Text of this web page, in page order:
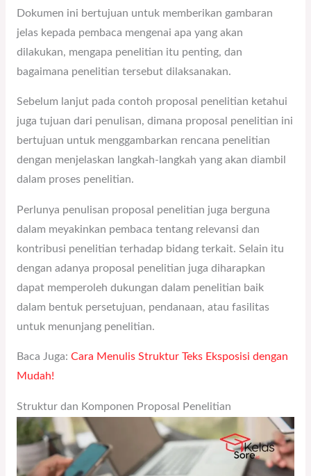
Dokumen ini bertujuan untuk memberikan gambaran
jelas kepada pembaca mengenai apa yang akan
dilakukan, mengapa penelitian itu penting, dan
bagaimana penelitian tersebut dilaksanakan.
Sebelum lanjut pada contoh proposal penelitian ketahui
juga tujuan dari penulisan, dimana proposal penelitian ini
bertujuan untuk menggambarkan rencana penelitian
dengan menjelaskan langkah-langkah yang akan diambil
dalam proses penelitian.
Perlunya penulisan proposal penelitian juga berguna
dalam meyakinkan pembaca tentang relevansi dan
kontribusi penelitian terhadap bidang terkait. Selain itu
dengan adanya proposal penelitian juga diharapkan
dapat memperoleh dukungan dalam penelitian baik
dalam bentuk persetujuan, pendanaan, atau fasilitas
untuk menunjang penelitian.
Baca Juga: Cara Menulis Struktur Teks Eksposisi dengan
Mudah!
Struktur dan Komponen Proposal Penelitian